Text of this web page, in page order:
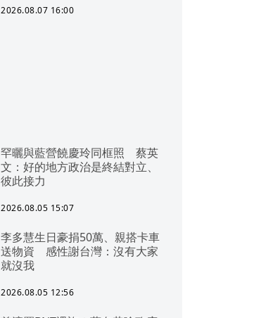
2026.08.07 16:00
罕曬與藍營饒慶玲同框照 蔡英
文：好的地方政治是終結對立、
彼此接力
2026.08.05 15:07
李多慧生日豪捐50萬、親搭卡車
送物資 感性謝台灣：沒有大家
就沒我
2026.08.05 12:56